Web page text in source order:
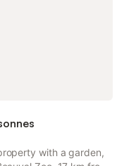
with a garden,